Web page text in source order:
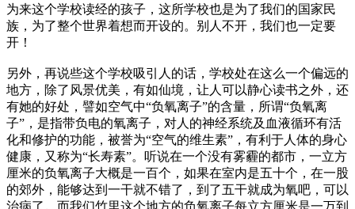
为来这个学校读经的孩子，这所学校也是为了我们的国家民
族，为了整个世界着想而开设的。别人不开，我们也一定要
开！
另外，再说些这个学校吸引人的话，学校处在这么一个偏远的
地方，除了风景优美，有如仙境，让人可以静心读书之外，还
有她的好处，譬如空气中“负氧离子”的含量，所谓“负氧离
子”，是指带负电的氧离子，对人的神经系统及血液循环有活
化和修护的功能，被誉为“空气的维生素”，有利于人体的身心
健康，又称为“长寿素”。听说在一个没有雾霾的都市，一立方
厘米的负氧离子大概是一百个，如果在室内是五十个，在一股
的郊外，能够达到一干就不错了，到了五干就成为氧吧，可以
治病了。而我们竹里这个地方的负氧离子每立方厘米是一万到